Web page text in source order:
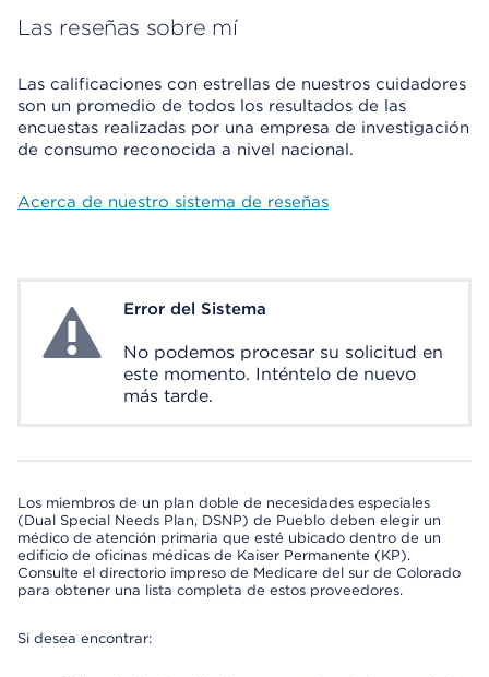
Las reseñas sobre mí
Las calificaciones con estrellas de nuestros cuidadores
son un promedio de todos los resultados de las
encuestas realizadas por una empresa de investigación
de consumo reconocida a nivel nacional.
Acerca de nuestro sistema de reseñas
System ErrorError del Sistema
No podemos procesar su solicitud en
este momento. Inténtelo de nuevo
más tarde.
Los miembros de un plan doble de necesidades especiales
(Dual Special Needs Plan, DSNP) de Pueblo deben elegir un
médico de atención primaria que esté ubicado dentro de un
edificio de oficinas médicas de Kaiser Permanente (KP).
Consulte el directorio impreso de Medicare del sur de Colorado
para obtener una lista completa de estos proveedores.
Si desea encontrar: